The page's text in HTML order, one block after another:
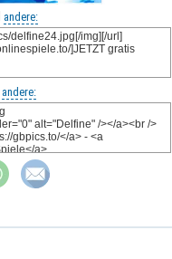
andere:
andere: